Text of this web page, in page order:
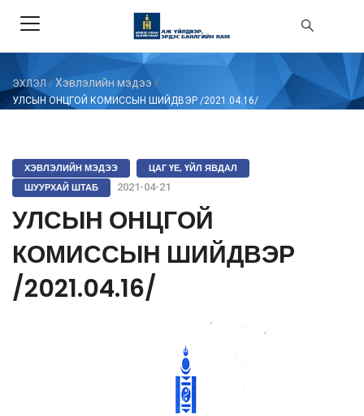
ЭХЛЭЛ / Хэвлэлийн мэдээ /
УЛСЫН ОНЦГОЙ КОМИССЫН ШИЙДВЭР /2021.04.16/
ХЭВЛЭЛИЙН МЭДЭЭ
ЦАГ ҮЕ, ҮЙЛ ЯВДАЛ
ШУУРХАЙ ШТАБ
2021-04-21
УЛСЫН ОНЦГОЙ
КОМИССЫН ШИЙДВЭР
/2021.04.16/